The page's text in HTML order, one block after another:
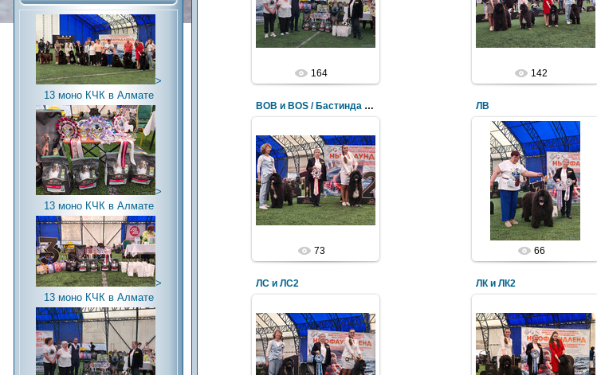
>
13 моно КЧК в Алмате
>
13 моно КЧК в Алмате
>
13 моно КЧК в Алмате
164 142
BOB и BOS / Бастинда и Бернар
73
ЛВ
66
ЛС и ЛС2 ЛК и ЛК2